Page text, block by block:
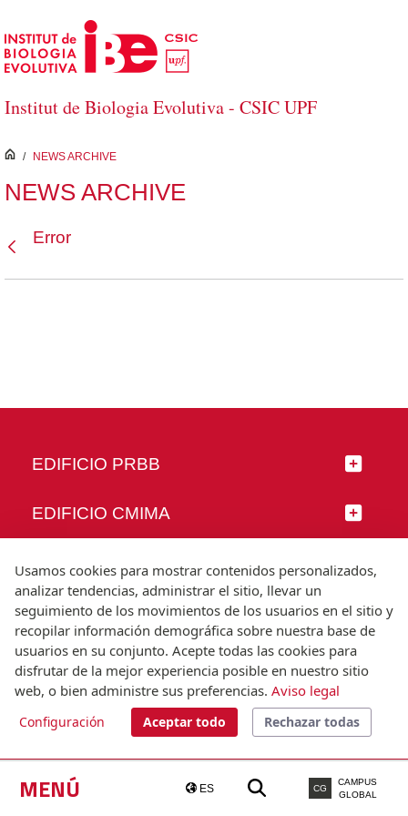
Saltar al contenido principal
Institut de Biologia Evolutiva - CSIC UPF
MENÚ ES CG
CAMPUS
GLOBAL
inici
/ NEWS ARCHIVE
NEWS ARCHIVE
Error
EDIFICIO PRBB
EDIFICIO CMIMA
SÍGUENOS
© Universitat Pompeu Fabra
Barcelona
T.(+34) 93 542 20 00
Usamos cookies para mostrar contenidos personalizados,
analizar tendencias, administrar el sitio, llevar un
seguimiento de los movimientos de los usuarios en el sitio y
recopilar información demográfica sobre nuestra base de
usuarios en su conjunto. Acepte todas las cookies para
disfrutar de la mejor experiencia posible en nuestro sitio
web, o bien administre sus preferencias. Aviso legal
Configuración Aceptar todo Rechazar todas